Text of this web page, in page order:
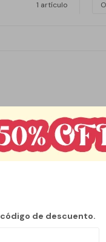
de descuento.
1 artículo